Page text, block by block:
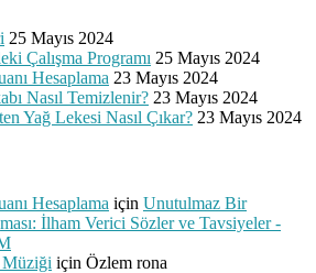
25 Mayıs 2024
Çalışma Programı 25 Mayıs 2024
Hesaplama 23 Mayıs 2024
Nasıl Temizlenir? 23 Mayıs 2024
Yağ Lekesi Nasıl Çıkar? 23 Mayıs 2024
Hesaplama için Unutulmaz Bir
İlham Verici Sözler ve Tavsiyeler -
için Özlem rona